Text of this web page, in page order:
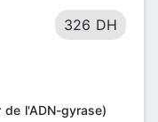
326 DH
de l'ADN-gyrase)